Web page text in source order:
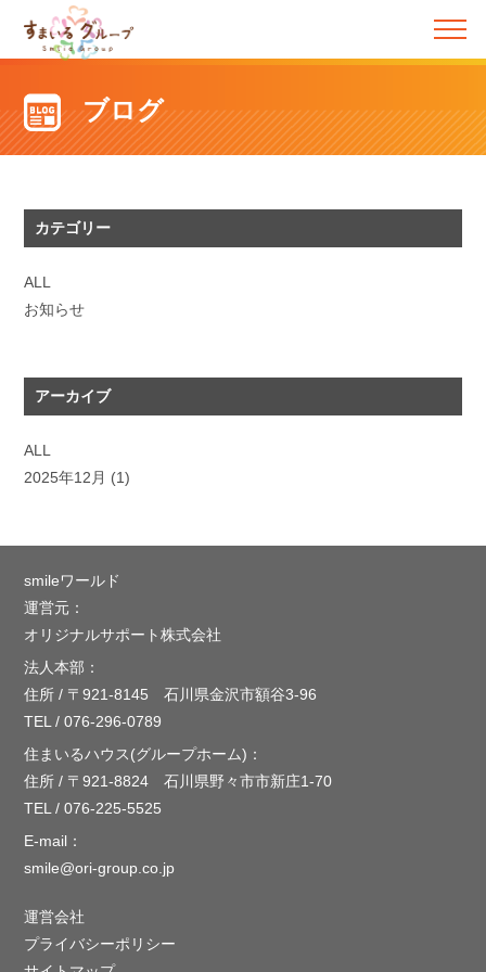
ブログ
カテゴリー
ALL
お知らせ
アーカイブ
ALL
2025年12月 (1)
smileワールド
運営元：
オリジナルサポート株式会社
法人本部：
住所 / 〒921-8145 石川県金沢市額谷3-96
TEL / 076-296-0789
住まいるハウス(グループホーム)：
住所 / 〒921-8824 石川県野々市市新庄1-70
TEL / 076-225-5525
E-mail：
smile@ori-group.co.jp
運営会社
プライバシーポリシー